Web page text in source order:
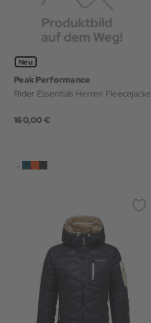
Neu
Peak Performance
Rider Essentials Herren Fleecejacke
160,00 €